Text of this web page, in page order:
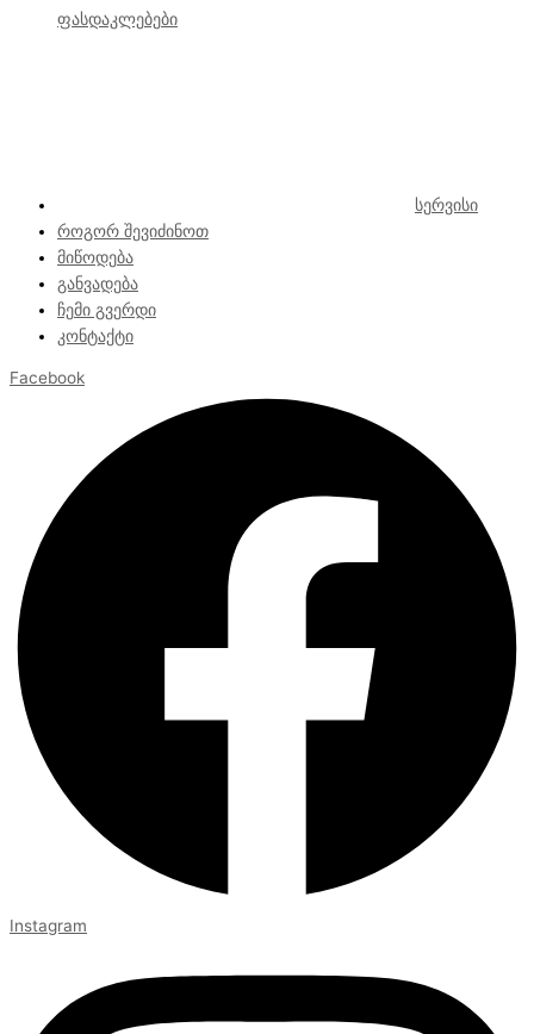
ფასდაკლებები
სერვისი
როგორ შევიძინოთ
მიწოდება
განვადება
ჩემი გვერდი
კონტაქტი
Facebook
Instagram